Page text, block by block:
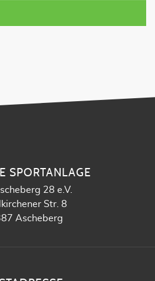
SPORTANLAGE
28 e.V.
Str. 8
Ascheberg